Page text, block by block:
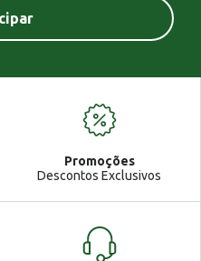
Promoções
Descontos Exclusivos